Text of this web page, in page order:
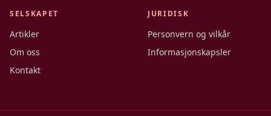
SELSKAPET
Artikler
Om oss
Kontakt
JURIDISK
Personvern og vilkår
Informasjonskapsler